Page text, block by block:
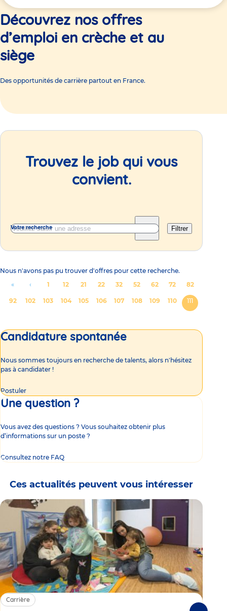
ici
Découvrez nos offres
d’emploi en crèche et au
siège
Des opportunités de carrière partout en France.
Trouvez le job qui vous
convient.
Votre recherche Filtrer
Nous n'avons pas pu trouver d'offres pour cette recherche.
Pagination
Aller
à
page
«
Aller
à
précédente
‹ Page
1 Page
12 Page
21 Page
22 Page
32 Page
52 Page
62 Page
72 Page
82
Page
92 Page
102 Page
103 Page
104 Page
105 Page
106 Page
107 Page
108 Page
109 Page
110
Page
courante
111
Candidature spontanée
Nous sommes toujours en recherche de talents, alors n'hésitez
pas à candidater !
Postuler
Une question ?
Vous avez des questions ? Vous souhaitez obtenir plus
d’informations sur un poste ?
Consultez notre FAQ
Ces actualités peuvent vous intéresser
Carrière